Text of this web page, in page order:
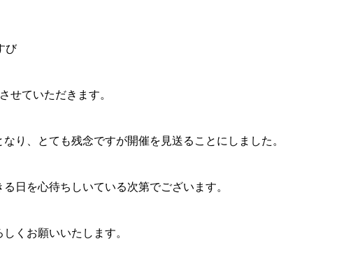
び
せていただきます。
り、とても残念ですが開催を見送ることにしました。
日を心待ちしいている次第でございます。
くお願いいたします。